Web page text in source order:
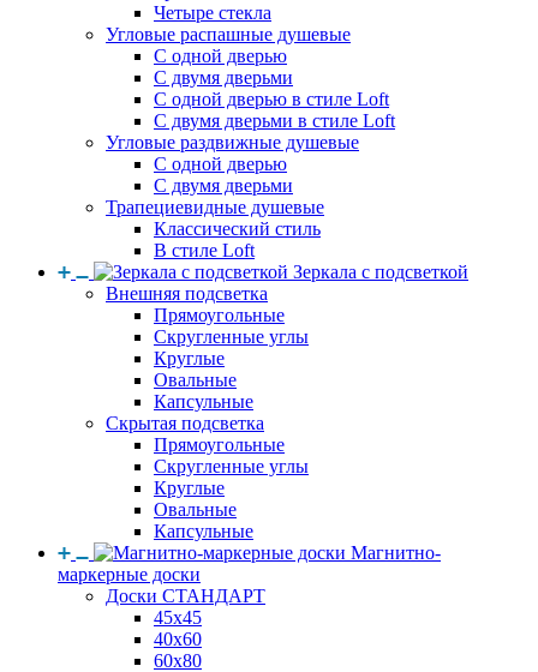
Четыре стекла
Угловые распашные душевые
С одной дверью
С двумя дверьми
С одной дверью в стиле Loft
С двумя дверьми в стиле Loft
Угловые раздвижные душевые
С одной дверью
С двумя дверьми
Трапециевидные душевые
Классический стиль
В стиле Loft
Зеркала с подсветкой
Внешняя подсветка
Прямоугольные
Скругленные углы
Круглые
Овальные
Капсульные
Скрытая подсветка
Прямоугольные
Скругленные углы
Круглые
Овальные
Капсульные
Магнитно-
маркерные доски
Доски СТАНДАРТ
45x45
40x60
60x80